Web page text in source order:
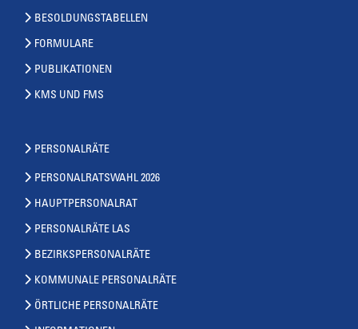
BESOLDUNGSTABELLEN
FORMULARE
PUBLIKATIONEN
KMS UND FMS
PERSONALRÄTE
PERSONALRATSWAHL 2026
HAUPTPERSONALRAT
PERSONALRÄTE LAS
BEZIRKSPERSONALRÄTE
KOMMUNALE PERSONALRÄTE
ÖRTLICHE PERSONALRÄTE